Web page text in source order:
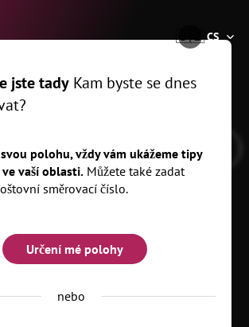
🇨🇿CS
jste tady Kam byste se dnes
polohu, vždy vám ukážeme tipy
vaší oblasti. Můžete také zadat
směrovací číslo.
Určení mé polohy
nebo